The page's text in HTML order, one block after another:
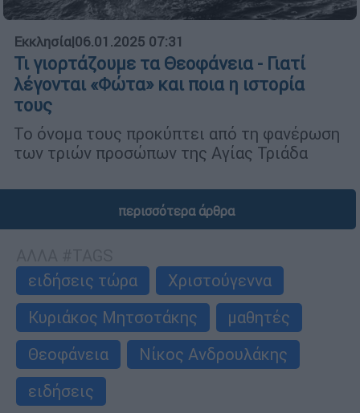
Εκκλησία|06.01.2025 07:31
Τι γιορτάζουμε τα Θεοφάνεια - Γιατί
λέγονται «Φώτα» και ποια η ιστορία
τους
Το όνομα τους προκύπτει από τη φανέρωση
των τριών προσώπων της Αγίας Τριάδα
περισσότερα άρθρα
ειδήσεις τώρα
Χριστούγεννα
Κυριάκος Μητσοτάκης
μαθητές
Θεοφάνεια
Νίκος Ανδρουλάκης
ειδήσεις